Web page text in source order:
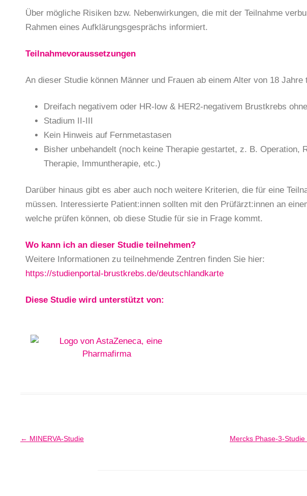
Über mögliche Risiken bzw. Nebenwirkungen, die mit der Teilnahme
Rahmen eines Aufklärungsgesprächs informiert.
Teilnahmevoraussetzungen
An dieser Studie können Männer und Frauen ab einem Alter von 18 Jahre
Dreifach negativem oder HR-low & HER2-negativem Brustkrebs
Stadium II-III
Kein Hinweis auf Fernmetastasen
Bisher unbehandelt (noch keine Therapie gestartet, z. B. Operation,
Therapie, Immuntherapie, etc.)
Darüber hinaus gibt es aber auch noch weitere Kriterien, die für eine
müssen. Interessierte Patient:innen sollten mit den Prüfärzt:innen an
welche prüfen können, ob diese Studie für sie in Frage kommt.
Wo kann ich an dieser Studie teilnehmen?
Weitere Informationen zu teilnehmende Zentren finden Sie hier:
https://studienportal-brustkrebs.de/deutschlandkarte
Diese Studie wird unterstützt von:
Beitragsnavigation
← MINERVA-Studie Mercks Phase-3-